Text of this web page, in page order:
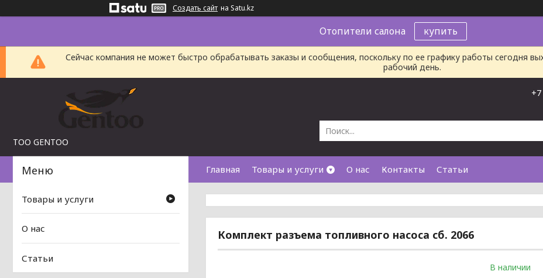
Создать сайт на Satu.kz
Отопители салона купить
Сейчас компания не может быстро обрабатывать заказы и сообщения, поскольку по ее графику работы сегодня
рабочий день.
TOO GENTOO
Главная Товары и услуги О нас Контакты Статьи
Комплект разъема топливного насоса сб. 2066
В наличии
Товары и услуги
О нас
Статьи